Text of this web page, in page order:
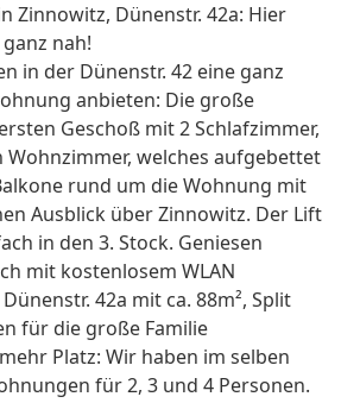
Zinnowitz, Dünenstr. 42a: Hier
nah!
in der Dünenstr. 42 eine ganz
anbieten: Die große
Geschoß mit 2 Schlafzimmer,
welches aufgebettet
rund um die Wohnung mit
Ausblick über Zinnowitz. Der Lift
in den 3. Stock. Geniesen
mit kostenlosem WLAN
42a mit ca. 88m², Split
für die große Familie
Platz: Wir haben im selben
für 2, 3 und 4 Personen.